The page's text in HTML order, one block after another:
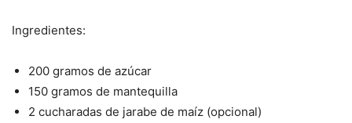
Ingredientes:
200 gramos de azúcar
150 gramos de mantequilla
2 cucharadas de jarabe de maíz (opcional)